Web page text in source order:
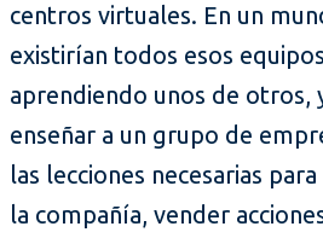
centros virtuales. En un
existirían todos esos
aprendiendo unos de otros,
enseñar a un grupo de
las lecciones necesarias
la compañía, vender